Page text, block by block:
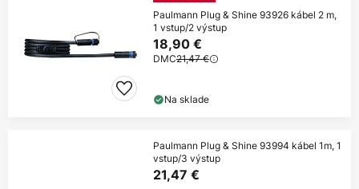
Paulmann Plug & Shine 93926 kábel 2 m,
1 vstup/2 výstup
18,90 €
DMC21,47 €
Na sklade
Paulmann Plug & Shine 93994 kábel 1m, 1
vstup/3 výstup
21,47 €